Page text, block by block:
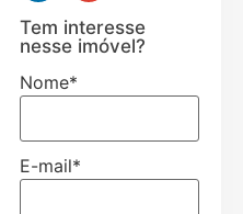
Tem interesse
nesse imóvel?
Nome*
E-mail*